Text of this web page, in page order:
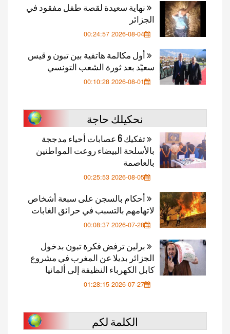
نهاية سعيدة لقصة طفل مفقود في
الجزائر
2026-08-04 00:24:57
أول مكالمة هاتفية بين تبون و قيس
سعيّد بعد ثورة الشعب التونسي
2026-08-01 00:10:28
نحكيلك حاجة
تفكيك 6 عصابات أحياء مدججة
بالأسلحة البيضاء روعت المواطنين
بالعاصمة
2026-08-05 00:25:53
أحكام بالسجن على سبعة أشخاص
لاتهامهم بالتسبب في حرائق الغابات
2026-07-28 00:08:37
برلين ترفض فكرة تبون بدخول
الجزائر بديلا عن المغرب في مشروع
كابل الكهرباء النظيفة إلى ألمانيا
2026-07-27 01:28:15
الكلمة لكم